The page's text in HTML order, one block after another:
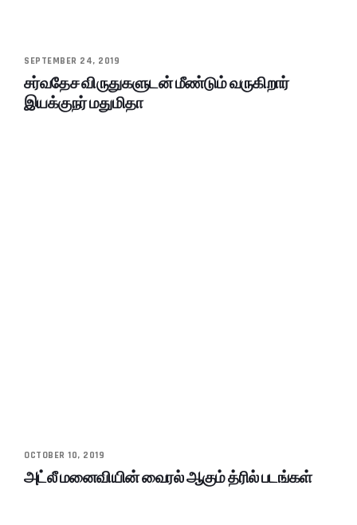
SEPTEMBER 24, 2019
சர்வதேச விருதுகளுடன் மீண்டும் வருகிறார்
இயக்குநர் மதுமிதா
OCTOBER 10, 2019
அட்லீ மனைவியின் வைரல் ஆகும் த்ரில் படங்கள்